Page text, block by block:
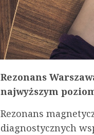
Rezonans
najwyższym
Rezonans
diagnostycznych